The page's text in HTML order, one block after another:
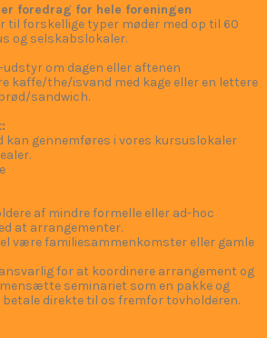
foredrag for hele foreningen
til forskellige typer møder med op til 60
og selskabslokaler.
udstyr om dagen eller aftenen
kaffe/the/isvand med kage eller en lettere
sandwich.
kan gennemføres i vores kursuslokaler
af mindre formelle eller ad-hoc
at arrangementer.
være familiesammenkomster eller gamle
for at koordinere arrangement og
seminariet som en pakke og
betale direkte til os fremfor tovholderen.